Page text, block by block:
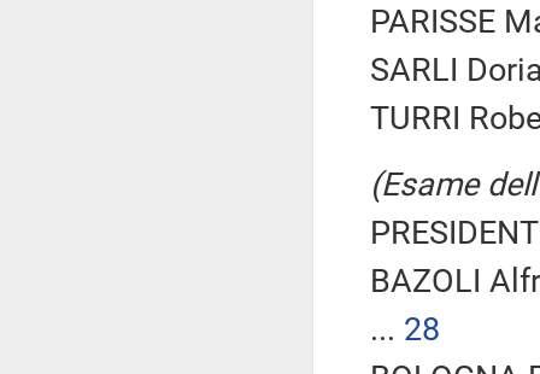
PARISSE
SARLI
TURRI
(Esame
BAZOLI
... 28